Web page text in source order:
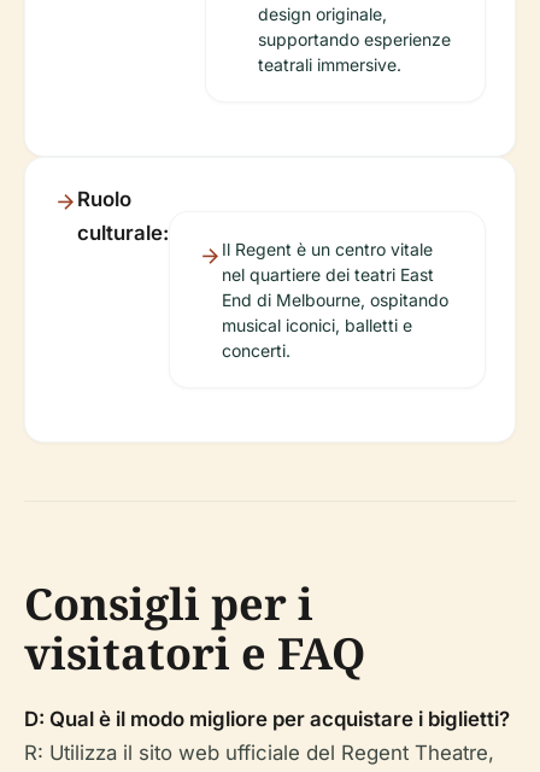
design originale,
supportando esperienze
teatrali immersive.
Ruolo
culturale:
Il Regent è un centro vitale
nel quartiere dei teatri East
End di Melbourne, ospitando
musical iconici, balletti e
concerti.
Consigli per i
visitatori e FAQ
D: Qual è il modo migliore per acquistare i biglietti?
R: Utilizza il sito web ufficiale del Regent Theatre,